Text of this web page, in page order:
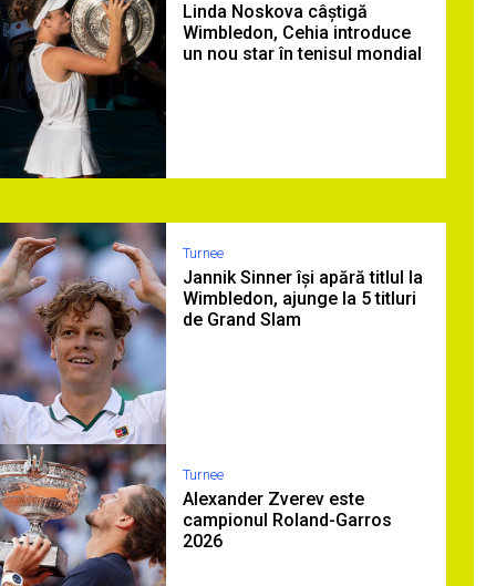
Linda Noskova câștigă
Wimbledon, Cehia introduce
un nou star în tenisul mondial
Turnee
Jannik Sinner își apără titlul la
Wimbledon, ajunge la 5 titluri
de Grand Slam
Turnee
Alexander Zverev este
campionul Roland-Garros
2026